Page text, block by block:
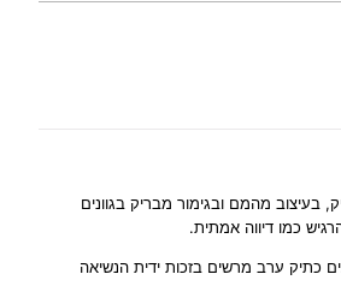
י
פ
ר
בעיצוב מהמם ובגימור מבריק בגוונים
כמו דיווה אמתית.
כתיק ערב מרשים בזכות ידית הנשיאה